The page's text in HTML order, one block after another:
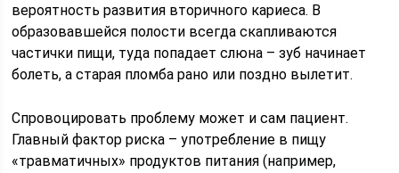
вероятность развития вторичного кариеса. В
образовавшейся полости всегда скапливаются
частички пищи, туда попадает слюна – зуб начинает
болеть, а старая пломба рано или поздно вылетит.
Спровоцировать проблему может и сам пациент.
Главный фактор риска – употребление в пищу
«травматичных» продуктов питания (например,